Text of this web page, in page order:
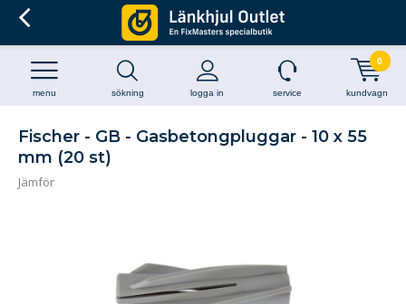
sökning logga in
menu service kundvagn
0
Fischer - GB - Gasbetongpluggar - 10 x 55
mm (20 st)
Jämför